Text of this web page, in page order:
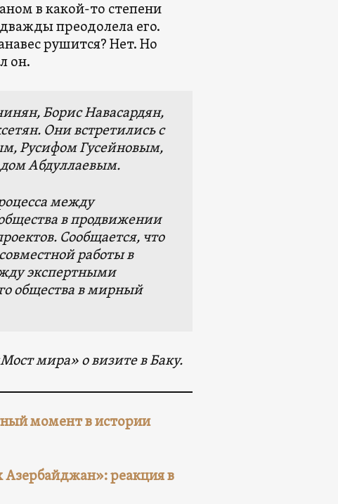
в какой-то степени
преодолела его.
рушится? Нет. Но
он.
Борис Навасардян,
Они встретились с
Русифом Гусейновым,
Абдуллаевым.
между
в продвижении
Сообщается, что
работы в
экспертными
общества в мирный
мира»о визите в Баку.
момент в истории
Азербайджан»: реакция в